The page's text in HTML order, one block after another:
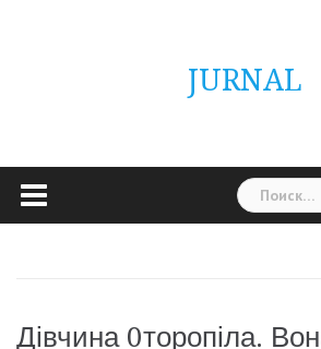
JURNAL
Найти:
Дівчина 0торопіла.